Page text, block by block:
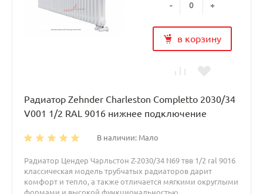
- +
в корзину
Радиатор Zehnder Charleston Completto 2030/34
V001 1/2 RAL 9016 нижнее подключение
В наличии: Мало
Радиатор Цендер Чарльстон Z-2030/34 N69 твв 1/2 ral 9016
классическая модель трубчатых радиаторов дарит
комфорт и тепло, а также отличается мягкими округлыми